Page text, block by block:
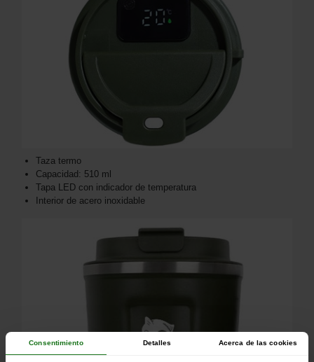
Consentimiento Detalles Acerca de las cookies
Taza termo
Capacidad: 510 ml
Tapa LED con indicador de temperatura
Interior de acero inoxidable